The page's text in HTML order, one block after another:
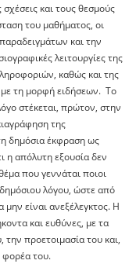
και τους θεσμούς
του μαθήματος, οι
και την
λειτουργίες της
καθώς και της
τη μορφή ειδήσεων. Το
στέκεται, πρώτον, στην
της
δημόσια έκφραση ως
η απόλυτη εξουσία δεν
που γεννάται ποιοι
δημόσιου λόγου, ώστε από
μην είναι ανεξέλεγκτος. Η
και ευθύνες, με τα
προετοιμασία του και,
φορέα του.